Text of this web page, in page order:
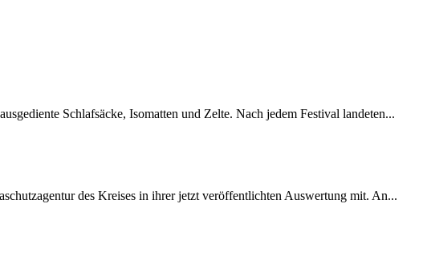
Schlafsäcke, Isomatten und Zelte. Nach jedem Festival landeten...
des Kreises in ihrer jetzt veröffentlichten Auswertung mit. An...